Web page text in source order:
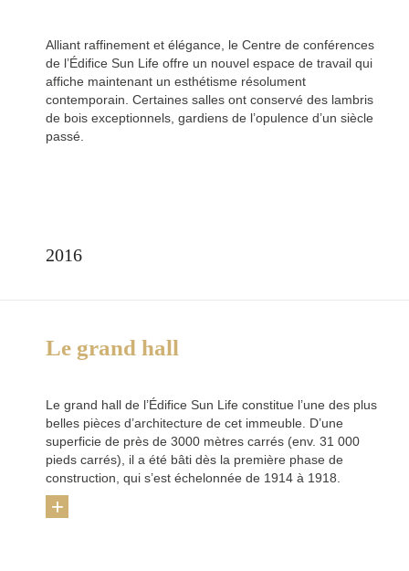
Alliant raffinement et élégance, le Centre de conférences
de l’Édifice Sun Life offre un nouvel espace de travail qui
affiche maintenant un esthétisme résolument
contemporain. Certaines salles ont conservé des lambris
de bois exceptionnels, gardiens de l’opulence d’un siècle
passé.
2016
Le grand hall
Le grand hall de l’Édifice Sun Life constitue l’une des plus
belles pièces d’architecture de cet immeuble. D’une
superficie de près de 3000 mètres carrés (env. 31 000
pieds carrés), il a été bâti dès la première phase de
construction, qui s’est échelonnée de 1914 à 1918.
+